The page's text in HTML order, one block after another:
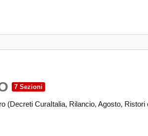
(Decreti CuraItalia, Rilancio, Agosto, Ristori